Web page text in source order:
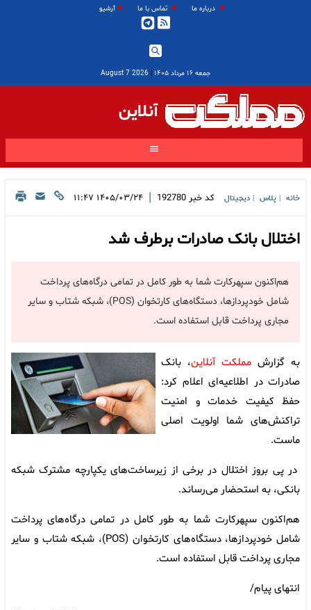
درباره ما تماس با ما آرشیو
جمعه ۱۶ مرداد ۱۴۰۵ |
2026 August 7
آنلاین
خانه پلاس دیجیتال کد خبر 192780
| ۱۴۰۵/۰۳/۲۴ ۱۱:۴۷
اختلال بانک صادرات برطرف شد
هم‌اکنون سپهرکارت شما به طور کامل در تمامی درگاه‌های پرداخت
شامل خودپردازها، دستگاه‌های کارتخوان (POS)، شبکه شتاب و سایر
مجاری پرداخت قابل استفاده است.
به گزارش مملکت آنلاین، بانک
صادرات در اطلاعیه‌ای اعلام کرد:
حفظ کیفیت خدمات و امنیت
تراکنش‌های شما اولویت اصلی
ماست.
در پی بروز اختلال در برخی از زیرساخت‌های یکپارچه مشترک شبکه
بانکی، به استحضار می‌رساند.
هم‌اکنون سپهرکارت شما به طور کامل در تمامی درگاه‌های پرداخت
شامل خودپردازها، دستگاه‌های کارتخوان (POS)، شبکه شتاب و سایر
مجاری پرداخت قابل استفاده است.
انتهای پیام/